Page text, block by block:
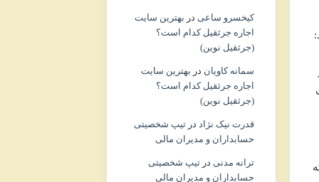
کیخسرو ساعی در بهترین سایت
اجاره جرثقیل کدام است؟
(جرثقیل نوین)
سمانه کاویان در بهترین سایت
اجاره جرثقیل کدام است؟
(جرثقیل نوین)
قدرت نیک نژاددر تیپ شخصیتی
حسابداران و مدیران مالی
ترانه مدنی در تیپ شخصیتی
حسابداران و مدیران مالی